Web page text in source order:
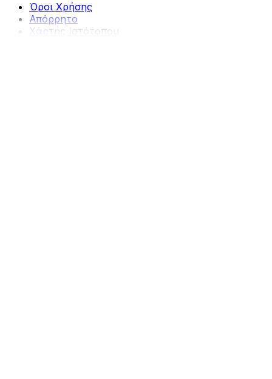
Όροι Χρήσης
Απόρρητο
Χάρτης Ιστότοπου